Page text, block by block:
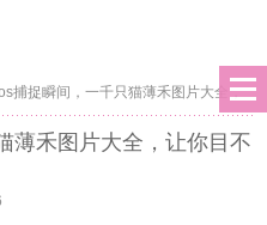
捕捉瞬间，一千只猫薄禾图片大全，
薄禾图片大全，让你目不